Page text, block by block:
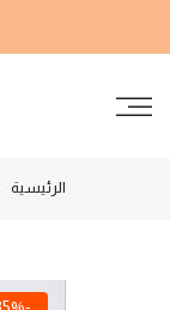
إلى
الرئيسية